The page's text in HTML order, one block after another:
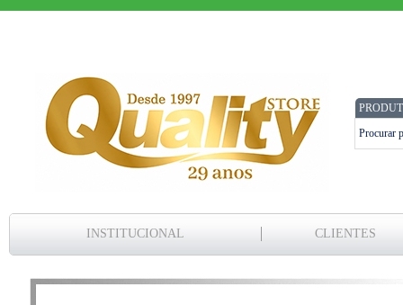
INSTITUCIONAL CLIENTES